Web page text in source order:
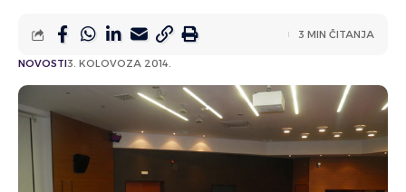
NOVOSTI3. KOLOVOZA 2014.
3 MIN ČITANJA